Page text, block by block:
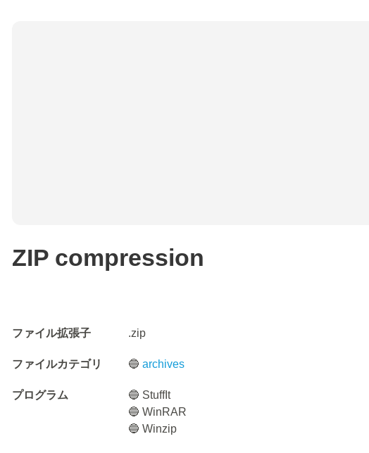
ZIP compression
ファイル拡張子 .zip
ファイルカテゴリ 🔵archives
プログラム
🔵 StuffIt
🔵 WinRAR
🔵 Winzip